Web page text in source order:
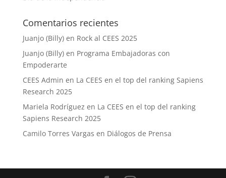
Comentarios recientes
Juanjo (Billy)en Rock al CEES 2025
Juanjo (Billy)en Programa Embajadoras con
Empoderarte
CEES Admin en La CEES en el top del ranking Sapiens
Research 2025
Mariela Rodríguez en La CEES en el top del ranking
Sapiens Research 2025
Camilo Torres Vargas en Diálogos de Prensa